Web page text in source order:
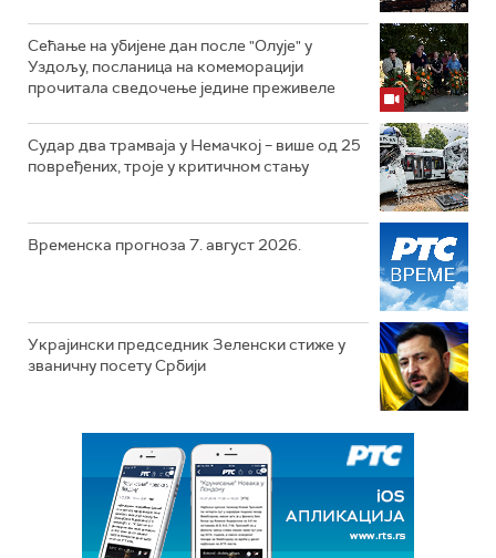
Сећање на убијене дан после "Олује" у
Уздољу, посланица на комеморацији
прочитала сведочење једине преживеле
Судар два трамваја у Немачкој – више од 25
повређених, троје у критичном стању
Временска прогноза 7. август 2026.
Украјински председник Зеленски стиже у
званичну посету Србији